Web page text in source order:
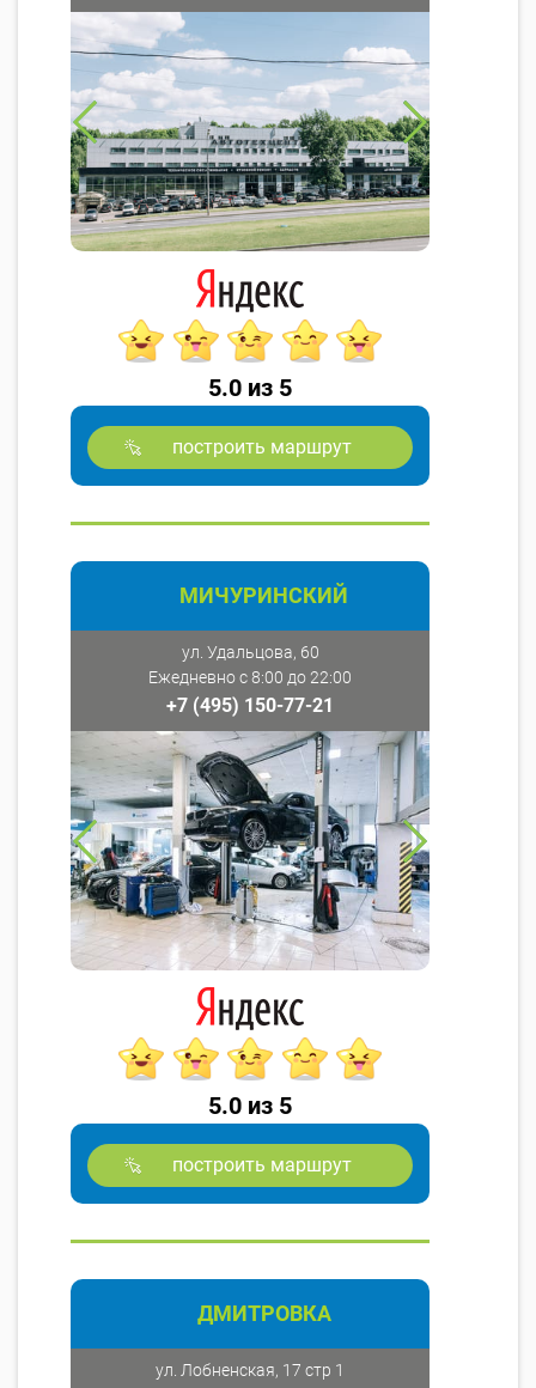
5.0 из 5
построить маршрут
МИЧУРИНСКИЙ
ул. Удальцова, 60
Ежедневно с 8:00 до 22:00
+7 (495) 150-77-21
5.0 из 5
построить маршрут
ДМИТРОВКА
ул. Лобненская, 17 стр 1